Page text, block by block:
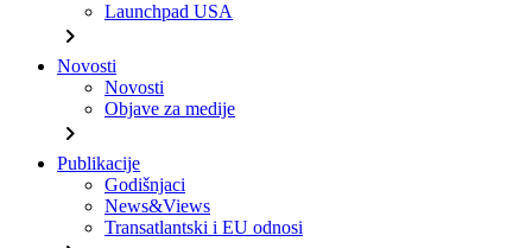
Launchpad USA
chevron_right
Novosti
Novosti
Objave za medije
chevron_right
Publikacije
Godišnjaci
News&Views
Transatlantski i EU odnosi